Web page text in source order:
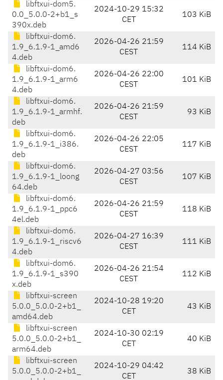
libftxui-dom5.
0.0_5.0.0-2+b1_s
390x.deb
2024-10-29 15:32
CET
103 KiB
libftxui-dom6.
1.9_6.1.9-1_amd6
4.deb
2026-04-26 21:59
CEST
114 KiB
libftxui-dom6.
1.9_6.1.9-1_arm6
4.deb
2026-04-26 22:00
CEST
101 KiB
libftxui-dom6.
1.9_6.1.9-1_armhf.
deb
2026-04-26 21:59
CEST
93 KiB
libftxui-dom6.
1.9_6.1.9-1_i386.
deb
2026-04-26 22:05
CEST
117 KiB
libftxui-dom6.
1.9_6.1.9-1_loong
64.deb
2026-04-27 03:56
CEST
107 KiB
libftxui-dom6.
1.9_6.1.9-1_ppc6
4el.deb
2026-04-26 21:59
CEST
118 KiB
libftxui-dom6.
1.9_6.1.9-1_riscv6
4.deb
2026-04-27 16:39
CEST
111 KiB
libftxui-dom6.
1.9_6.1.9-1_s390
x.deb
2026-04-26 21:54
CEST
112 KiB
libftxui-screen
5.0.0_5.0.0-2+b1_
amd64.deb
2024-10-28 19:20
CET
43 KiB
libftxui-screen
5.0.0_5.0.0-2+b1_
arm64.deb
2024-10-30 02:19
CET
40 KiB
libftxui-screen
5.0.0_5.0.0-2+b1_
2024-10-29 04:42
CET
38 KiB